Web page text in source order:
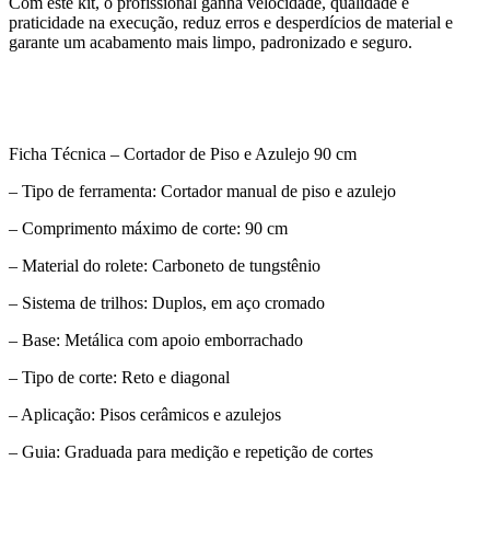
praticidade na execução, reduz erros e desperdícios de material e
garante um acabamento mais limpo, padronizado e seguro.
Ficha Técnica – Cortador de Piso e Azulejo 90 cm
– Tipo de ferramenta: Cortador manual de piso e azulejo
– Comprimento máximo de corte: 90 cm
– Material do rolete: Carboneto de tungstênio
– Sistema de trilhos: Duplos, em aço cromado
– Base: Metálica com apoio emborrachado
– Tipo de corte: Reto e diagonal
– Aplicação: Pisos cerâmicos e azulejos
– Guia: Graduada para medição e repetição de cortes